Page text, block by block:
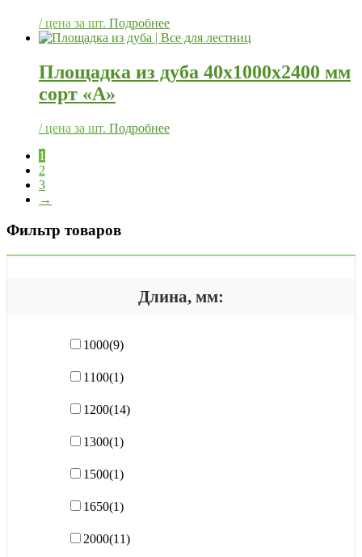
/ цена за шт. Подробнее
Площадка из дуба 40х1000х2400 мм
сорт «А»
/ цена за шт. Подробнее
1
2
3
→
Фильтр товаров
Длина, мм:
1000(9)
1100(1)
1200(14)
1300(1)
1500(1)
1650(1)
2000(11)